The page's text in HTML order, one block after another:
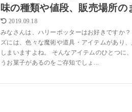
味の種類や値段、販売場所の
2019.09.18
みなさんは、ハリーポッターはお好きですか
ズには、色々な魔術や道具・アイテムがあり
しまいますよね。 そんなアイテムのひとつに
うお菓子があるのをご存知でしょ...